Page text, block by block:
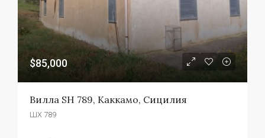
$85,000
Вилла SH 789, Каккамо, Сицилия
ШХ 789